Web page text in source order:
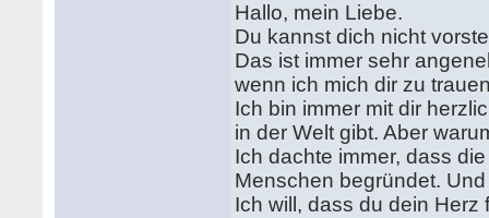
Hallo, mein Liebe.
Du kannst dich nicht
Das ist immer sehr
wenn ich mich dir zu
Ich bin immer mit dir
in der Welt gibt. Aber
Ich dachte immer, dass
Menschen begründet.
Ich will, dass du dein Herz